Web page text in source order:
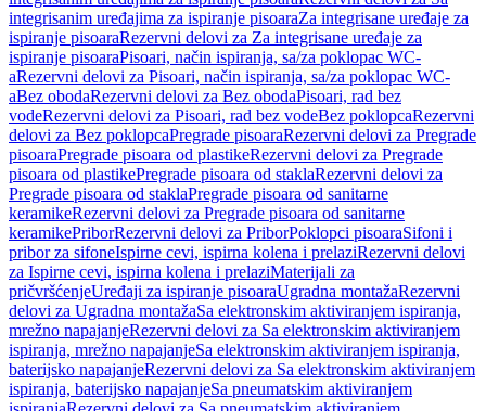
integrisanim uređajima za ispiranje pisoaraZa integrisane uređaje za
ispiranje pisoaraRezervni delovi za Za integrisane uređaje za
ispiranje pisoaraPisoari, način ispiranja, sa/za poklopac WC-
aRezervni delovi za Pisoari, način ispiranja, sa/za poklopac WC-
aBez obodaRezervni delovi za Bez obodaPisoari, rad bez
vodeRezervni delovi za Pisoari, rad bez vodeBez poklopcaRezervni
delovi za Bez poklopcaPregrade pisoaraRezervni delovi za Pregrade
pisoaraPregrade pisoara od plastikeRezervni delovi za Pregrade
pisoara od plastikePregrade pisoara od staklaRezervni delovi za
Pregrade pisoara od staklaPregrade pisoara od sanitarne
keramikeRezervni delovi za Pregrade pisoara od sanitarne
keramikePriborRezervni delovi za PriborPoklopci pisoaraSifoni i
pribor za sifoneIspirne cevi, ispirna kolena i prelaziRezervni delovi
za Ispirne cevi, ispirna kolena i prelaziMaterijali za
pričvršćenjeUređaji za ispiranje pisoaraUgradna montažaRezervni
delovi za Ugradna montažaSa elektronskim aktiviranjem ispiranja,
mrežno napajanjeRezervni delovi za Sa elektronskim aktiviranjem
ispiranja, mrežno napajanjeSa elektronskim aktiviranjem ispiranja,
baterijsko napajanjeRezervni delovi za Sa elektronskim aktiviranjem
ispiranja, baterijsko napajanjeSa pneumatskim aktiviranjem